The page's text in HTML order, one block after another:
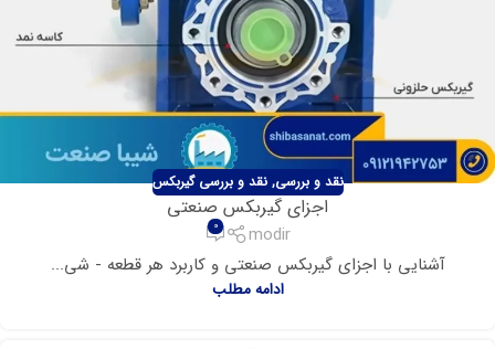
نقد و بررسی,نقد و بررسی گیربکس
اجزای گیربکس صنعتی
modir
0
آشنایی با اجزای گیربکس صنعتی و کاربرد هر قطعه - شی...
ادامه مطلب